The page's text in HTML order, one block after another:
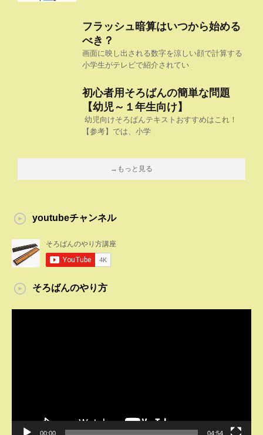
フラッシュ暗算はいつから始める
べき？
画面に映し出される数字を涼しい顔で計算する
小学生がテレビで紹介されてい
初心者用そろばんの簡単な問題
【幼児～１年生向け】
幼児向けそろばんテキストおすすめはこれ！
【参考】では、小学
→もっと見る
youtubeチャンネル
そろばんのやり方
00:00 04:54